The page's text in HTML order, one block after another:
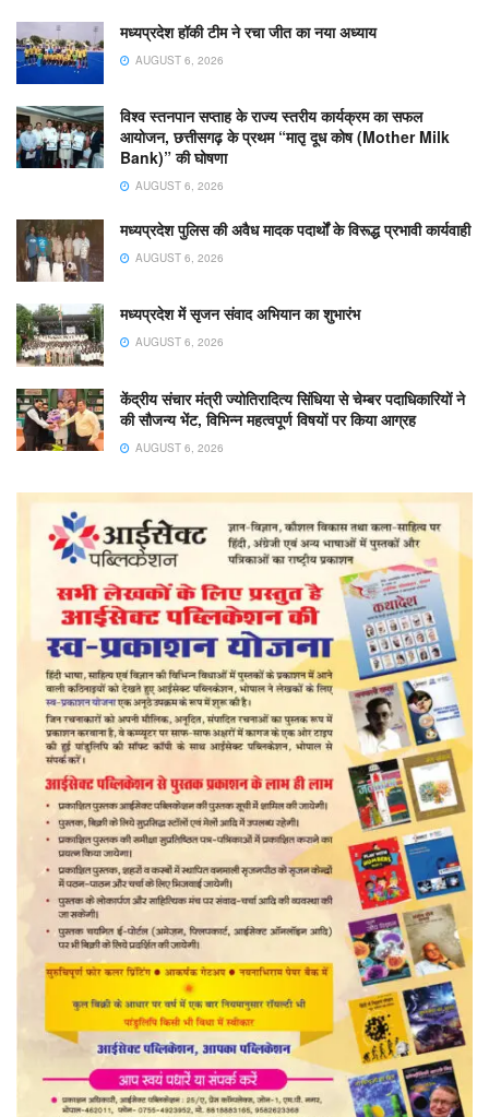
मध्यप्रदेश हॉकी टीम ने रचा जीत का नया अध्याय
AUGUST 6, 2026
विश्व स्तनपान सप्ताह के राज्य स्तरीय कार्यक्रम का सफल
आयोजन, छत्तीसगढ़ के प्रथम “मातृ दूध कोष (Mother Milk
Bank)” की घोषणा
AUGUST 6, 2026
मध्यप्रदेश पुलिस की अवैध मादक पदार्थों के विरूद्ध प्रभावी कार्यवाही
AUGUST 6, 2026
मध्यप्रदेश में सृजन संवाद अभियान का शुभारंभ
AUGUST 6, 2026
केंद्रीय संचार मंत्री ज्योतिरादित्य सिंधिया से चेम्बर पदाधिकारियों ने
की सौजन्य भेंट, विभिन्न महत्वपूर्ण विषयों पर किया आग्रह
AUGUST 6, 2026